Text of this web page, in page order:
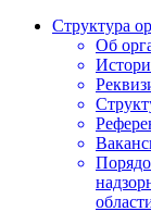
Структура
Об